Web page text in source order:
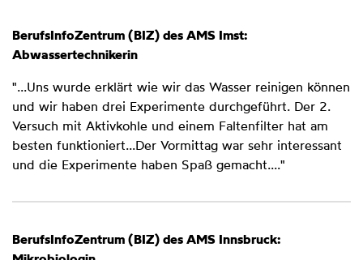
BerufsInfoZentrum (BIZ) des AMS Imst:
Abwassertechnikerin
"...Uns wurde erklärt wie wir das Wasser reinigen können
und wir haben drei Experimente durchgeführt. Der 2.
Versuch mit Aktivkohle und einem Faltenfilter hat am
besten funktioniert...Der Vormittag war sehr interessant
und die Experimente haben Spaß gemacht...."
BerufsInfoZentrum (BIZ) des AMS Innsbruck: